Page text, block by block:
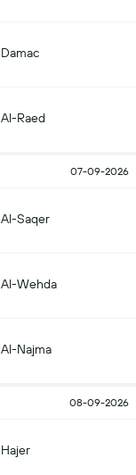
Damac
Al-Raed
07-09-2026
Al-Saqer
Al-Wehda
Al-Najma
08-09-2026
Hajer